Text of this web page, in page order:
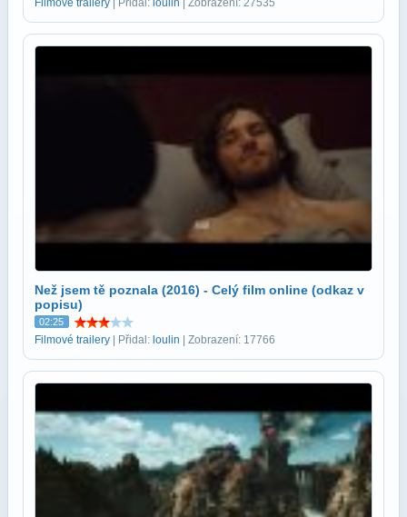
Filmové trailery | Přidal: loulin | Zobrazení: 27535
Než jsem tě poznala (2016) - Celý film online (odkaz v
popisu)
02:25
Filmové trailery | Přidal: loulin | Zobrazení: 17766